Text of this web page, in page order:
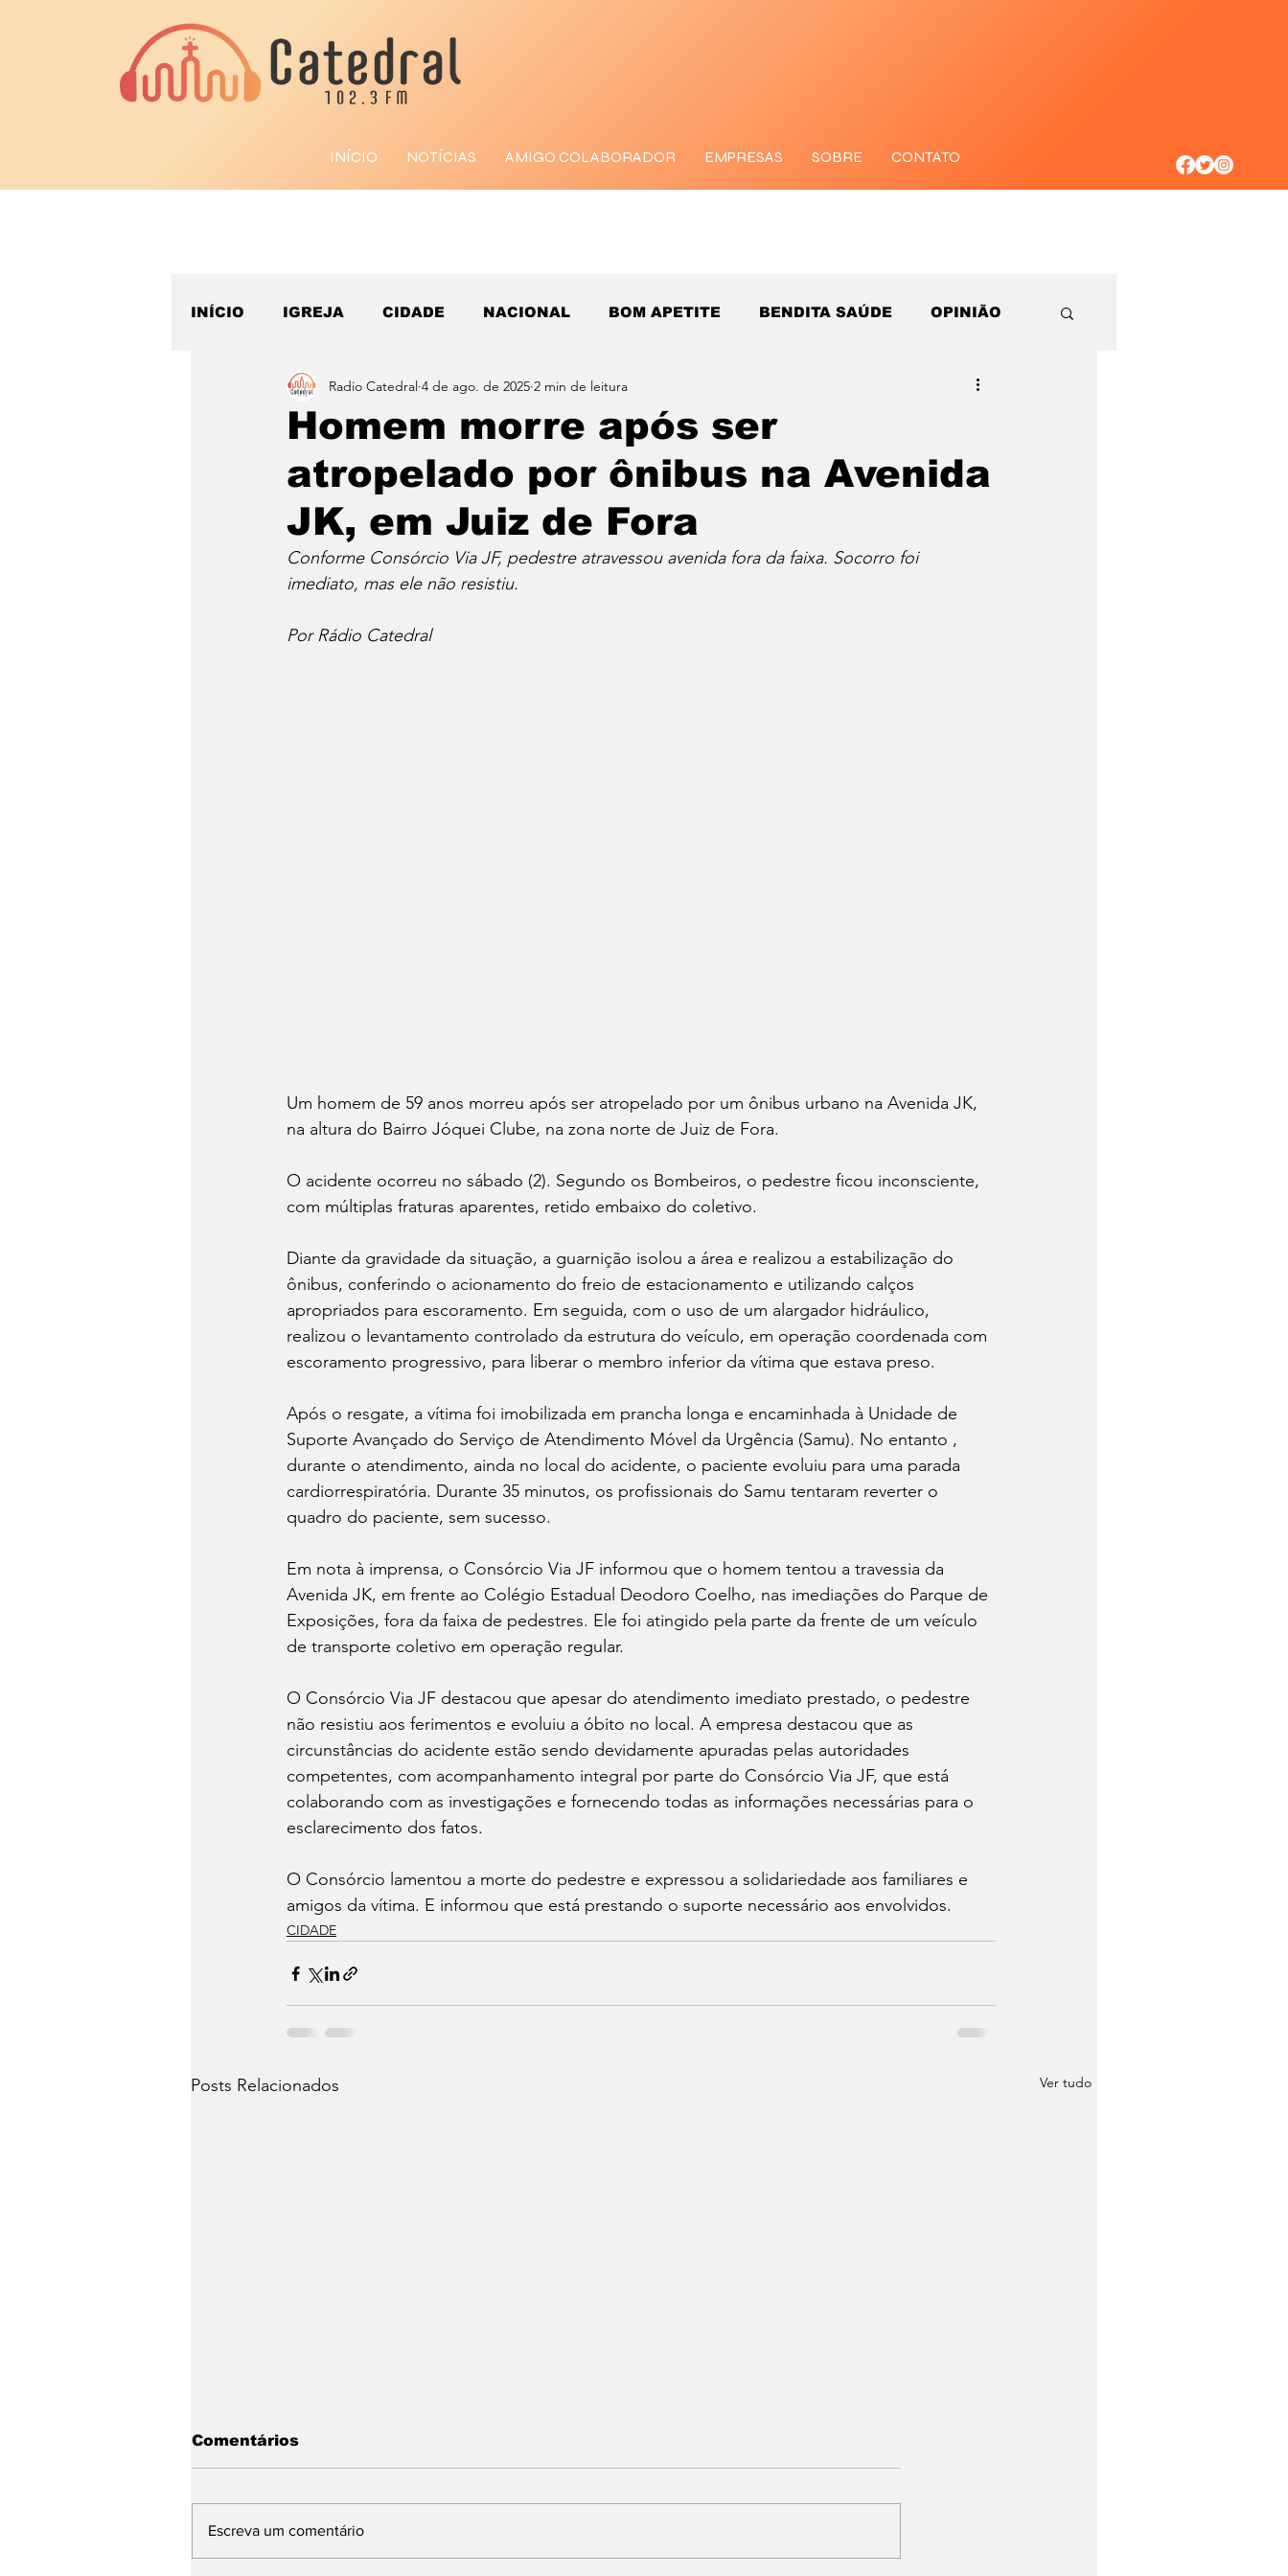
INÍCIO NOTÍCIAS AMIGO COLABORADOR EMPRESAS SOBRE CONTATO
INÍCIO IGREJA CIDADE NACIONAL BOM APETITE BENDITA SAÚDE OPINIÃO
ESPORTE
Homem morre após ser
atropelado por ônibus na Avenida
JK, em Juiz de Fora
Radio Catedral 4 de ago. de 2025 2 min de leitura
Conforme Consórcio Via JF, pedestre atravessou avenida fora da faixa. Socorro foi
imediato, mas ele não resistiu.
Por Rádio Catedral
Um homem de 59 anos morreu após ser atropelado por um ônibus urbano na Avenida JK,
na altura do Bairro Jóquei Clube, na zona norte de Juiz de Fora.
O acidente ocorreu no sábado (2). Segundo os Bombeiros, o pedestre ficou inconsciente,
com múltiplas fraturas aparentes, retido embaixo do coletivo.
Diante da gravidade da situação, a guarnição isolou a área e realizou a estabilização do
ônibus, conferindo o acionamento do freio de estacionamento e utilizando calços
apropriados para escoramento. Em seguida, com o uso de um alargador hidráulico,
realizou o levantamento controlado da estrutura do veículo, em operação coordenada com
escoramento progressivo, para liberar o membro inferior da vítima que estava preso.
Após o resgate, a vítima foi imobilizada em prancha longa e encaminhada à Unidade de
Suporte Avançado do Serviço de Atendimento Móvel da Urgência (Samu). No entanto ,
durante o atendimento, ainda no local do acidente, o paciente evoluiu para uma parada
cardiorrespiratória. Durante 35 minutos, os profissionais do Samu tentaram reverter o
quadro do paciente, sem sucesso.
Em nota à imprensa, o Consórcio Via JF informou que o homem tentou a travessia da
Avenida JK, em frente ao Colégio Estadual Deodoro Coelho, nas imediações do Parque de
Exposições, fora da faixa de pedestres. Ele foi atingido pela parte da frente de um veículo
de transporte coletivo em operação regular.
O Consórcio Via JF destacou que apesar do atendimento imediato prestado, o pedestre
não resistiu aos ferimentos e evoluiu a óbito no local. A empresa destacou que as
circunstâncias do acidente estão sendo devidamente apuradas pelas autoridades
competentes, com acompanhamento integral por parte do Consórcio Via JF, que está
colaborando com as investigações e fornecendo todas as informações necessárias para o
esclarecimento dos fatos.
O Consórcio lamentou a morte do pedestre e expressou a solidariedade aos familiares e
amigos da vítima. E informou que está prestando o suporte necessário aos envolvidos.
CIDADE
Posts Relacionados Ver tudo
Comentários
Escreva um comentário